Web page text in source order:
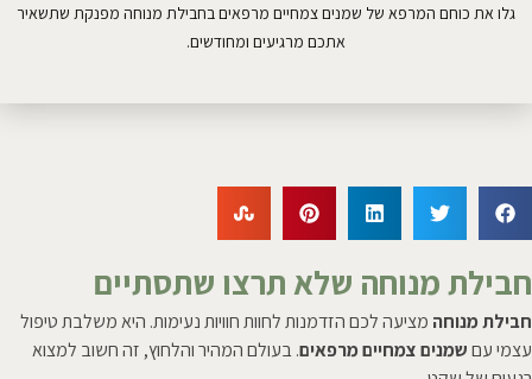
גלו את כוחם המרפא של שמנים צמחיים מרפאים בחבילת מנוחה מפנקת שתשאיר
אתכם מרגיעים ומחודשים.
חבילת מנוחה שלא תרצו שתסתיים
חבילת מנוחה מציעה לכם הזדמנות לחוות חוויות נעימות. היא משלבת טיפול
עצמי עםשמנים צמחיים מרפאים. בעולם המהיר והלחוץ, זה חשוב למצוא